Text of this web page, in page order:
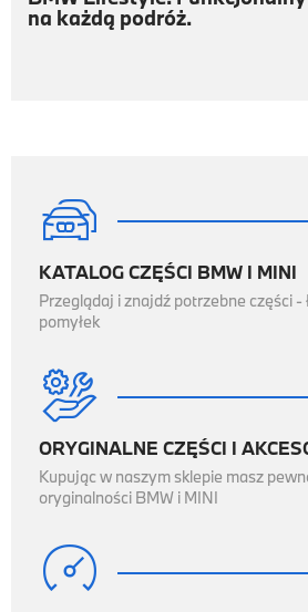
na każdą podróż.

KATALOG CZĘŚCI BMW I MINI
Przeglądaj i znajdź potrzebne części -
pomyłek

ORYGINALNE CZĘŚCI I
Kupując w naszym sklepie masz
oryginalności BMW i MINI
